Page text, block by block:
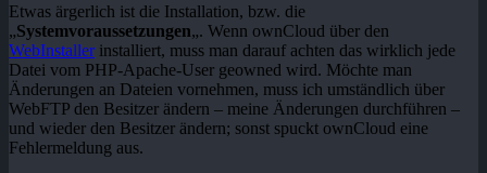
Etwas ärgerlich ist die Installation, bzw. die
„Systemvoraussetzungen„. Wenn ownCloud über den
WebInstallerinstalliert, muss man darauf achten das wirklich jede
Datei vom PHP-Apache-User geowned wird. Möchte man
Änderungen an Dateien vornehmen, muss ich umständlich über
WebFTP den Besitzer ändern – meine Änderungen durchführen –
und wieder den Besitzer ändern; sonst spuckt ownCloud eine
Fehlermeldung aus.